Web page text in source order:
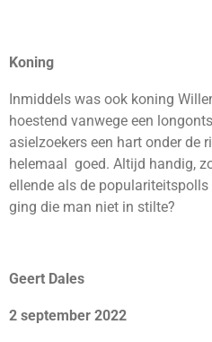
Koning
Inmiddels was ook koning
hoestend vanwege een
asielzoekers een hart onder de
helemaal goed. Altijd handig,
ellende als de
ging die man niet in stilte?
Geert Dales
2 september 2022